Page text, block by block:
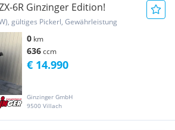
6R Ginzinger Edition!
gültiges Pickerl, Gewährleistung
0 km
636ccm
Ginzinger GmbH
9500 Villach
€ 14.990